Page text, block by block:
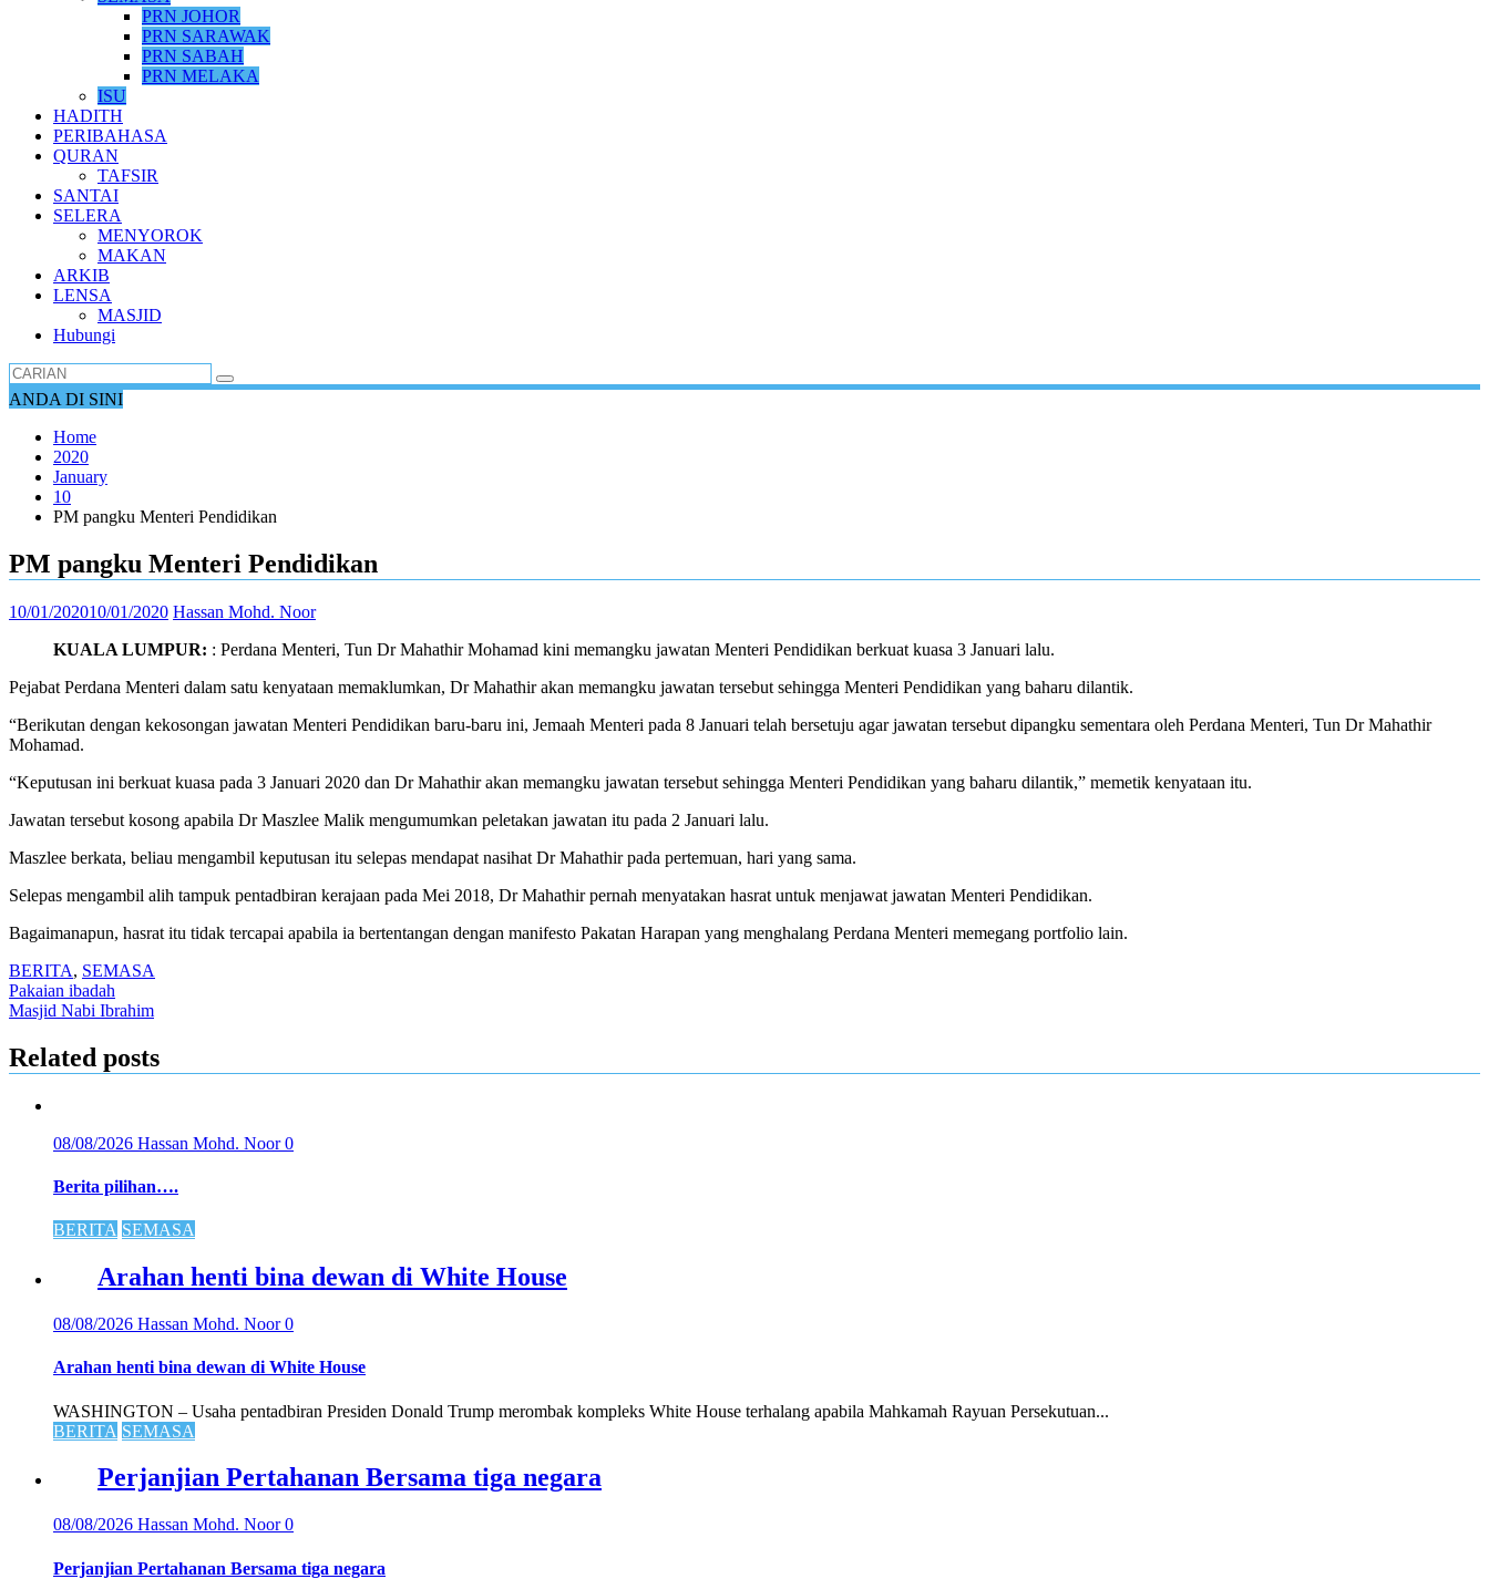
PRN JOHOR
PRN SARAWAK
PRN SABAH
PRN MELAKA
ISU
HADITH
PERIBAHASA
QURAN
TAFSIR
SANTAI
SELERA
MENYOROK
MAKAN
ARKIB
LENSA
MASJID
Hubungi
ANDA DI SINI
Home
2020
January
10
PM pangku Menteri Pendidikan
PM pangku Menteri Pendidikan
10/01/202010/01/2020 Hassan Mohd. Noor
KUALA LUMPUR: : Perdana Menteri, Tun Dr Mahathir Mohamad kini memangku jawatan Menteri Pendidikan berkuat kuasa 3 Januari lalu.
Pejabat Perdana Menteri dalam satu kenyataan memaklumkan, Dr Mahathir akan memangku jawatan tersebut sehingga Menteri Pendidikan yang baharu dilantik.
“Berikutan dengan kekosongan jawatan Menteri Pendidikan baru-baru ini, Jemaah Menteri pada 8 Januari telah bersetuju agar jawatan tersebut dipangku sementara oleh Perdana Menteri, Tun Dr Mahathir
Mohamad.
“Keputusan ini berkuat kuasa pada 3 Januari 2020 dan Dr Mahathir akan memangku jawatan tersebut sehingga Menteri Pendidikan yang baharu dilantik,” memetik kenyataan itu.
Jawatan tersebut kosong apabila Dr Maszlee Malik mengumumkan peletakan jawatan itu pada 2 Januari lalu.
Maszlee berkata, beliau mengambil keputusan itu selepas mendapat nasihat Dr Mahathir pada pertemuan, hari yang sama.
Selepas mengambil alih tampuk pentadbiran kerajaan pada Mei 2018, Dr Mahathir pernah menyatakan hasrat untuk menjawat jawatan Menteri Pendidikan.
Bagaimanapun, hasrat itu tidak tercapai apabila ia bertentangan dengan manifesto Pakatan Harapan yang menghalang Perdana Menteri memegang portfolio lain.
BERITA, SEMASA
Post
navigation
Pakaian ibadah
Masjid Nabi Ibrahim
Related posts
08/08/2026 Hassan Mohd. Noor0
Berita pilihan….
BERITA SEMASA
Arahan henti bina dewan di White House
08/08/2026 Hassan Mohd. Noor0
Arahan henti bina dewan di White House
WASHINGTON – Usaha pentadbiran Presiden Donald Trump merombak kompleks White House terhalang apabila Mahkamah Rayuan Persekutuan...
BERITA SEMASA
Perjanjian Pertahanan Bersama tiga negara
08/08/2026 Hassan Mohd. Noor0
Perjanjian Pertahanan Bersama tiga negara